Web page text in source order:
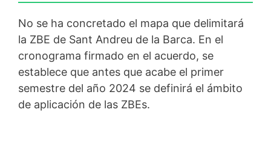
No se ha concretado el mapa que delimitará
la ZBE de Sant Andreu de la Barca. En el
cronograma firmado en el acuerdo, se
establece que antes que acabe el primer
semestre del año 2024 se definirá el ámbito
de aplicación de las ZBEs.